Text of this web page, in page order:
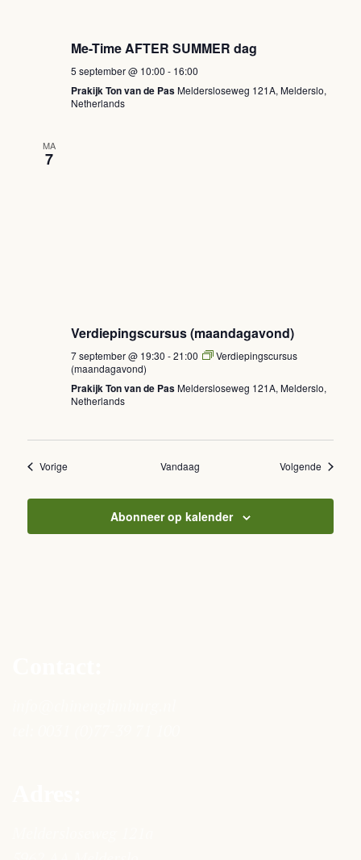
Me-Time AFTER SUMMER dag
5 september @ 10:00 - 16:00
Prakijk Ton van de PasMeldersloseweg 121A, Melderslo,
Netherlands
MA
7
Verdiepingscursus (maandagavond)
7 september @ 19:30 -21:00
Verdiepingscursus
(maandagavond)
Prakijk Ton van de PasMeldersloseweg 121A, Melderslo,
Netherlands
Vorige Vandaag Volgende
Abonneer op kalender